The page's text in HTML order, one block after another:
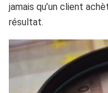
jamais qu’un client
résultat.